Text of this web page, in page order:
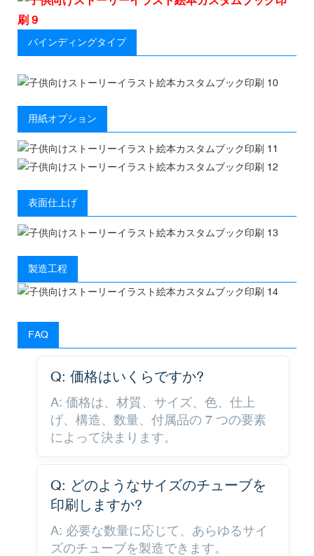
バインディングタイプ
用紙オプション
表面仕上げ
製造工程
FAQ
Q: 価格はいくらですか?
A: 価格は、材質、サイズ、色、仕上
げ、構造、数量、付属品の 7 つの要素
によって決まります。
Q: どのようなサイズのチューブを
印刷しますか?
A: 必要な数量に応じて、あらゆるサイ
ズのチューブを製造できます。